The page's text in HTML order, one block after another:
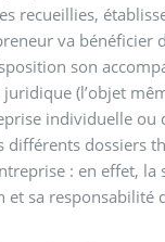
recueillies,
va bénéficier
son
(l’objet
individuelle ou
différents dossiers
: en effet,
et sa responsabilité